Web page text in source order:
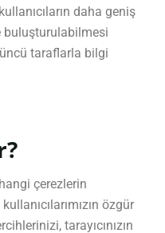
daha geniş
buluşturulabilmesi
taraflarla bilgi
çerezlerin
özgür
tarayıcınızın